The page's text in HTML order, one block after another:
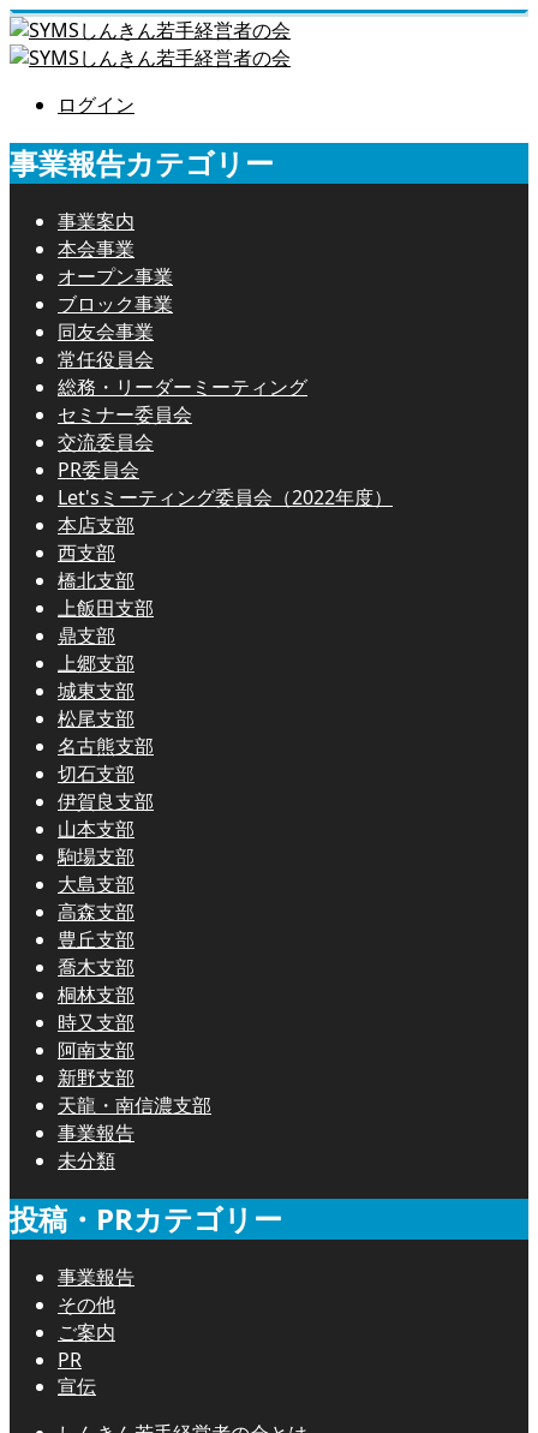
ログイン
事業報告カテゴリー
事業案内
本会事業
オープン事業
ブロック事業
同友会事業
常任役員会
総務・リーダーミーティング
セミナー委員会
交流委員会
PR委員会
Let'sミーティング委員会（2022年度）
本店支部
西支部
橋北支部
上飯田支部
鼎支部
上郷支部
城東支部
松尾支部
名古熊支部
切石支部
伊賀良支部
山本支部
駒場支部
大島支部
高森支部
豊丘支部
喬木支部
桐林支部
時又支部
阿南支部
新野支部
天龍・南信濃支部
事業報告
未分類
投稿・PRカテゴリー
事業報告
その他
ご案内
PR
宣伝